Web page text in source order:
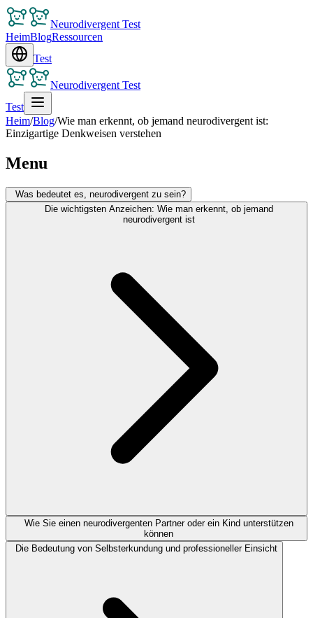
Neurodivergent Test
HeimBlogRessourcen
Test
Neurodivergent Test
Test
Heim/Blog/Wie man erkennt, ob jemand neurodivergent ist:
Einzigartige Denkweisen verstehen
Menu
Was bedeutet es, neurodivergent zu sein?
Die wichtigsten Anzeichen: Wie man erkennt, ob jemand
neurodivergent ist
Wie Sie einen neurodivergenten Partner oder ein Kind unterstützen
können
Die Bedeutung von Selbsterkundung und professioneller Einsicht